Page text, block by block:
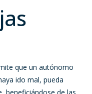
que un autónomo
ido mal, pueda